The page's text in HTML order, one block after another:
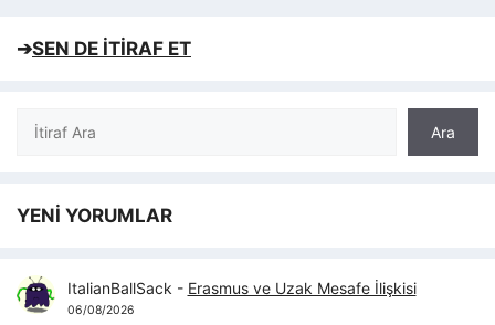
➔SEN DE İTİRAF ET
Ara
Ara
YENİ YORUMLAR
ItalianBallSack - Erasmus ve Uzak Mesafe İlişkisi
06/08/2026